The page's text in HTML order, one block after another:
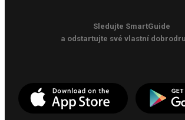
Sledujte SmartGuide
a odstartujte své vlastní